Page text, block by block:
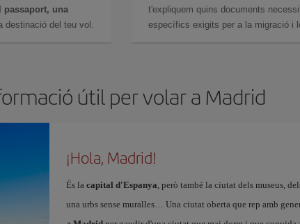
passaport, una
destinació del teu vol.
t'expliquem quins documents
específics exigits per a la migració i
útil per volar a Madrid
¡Hola, Madrid!
És la capital d'Espanya, però també la ciutat dels museus,
una urbs sense muralles… Una ciutat oberta que rep amb